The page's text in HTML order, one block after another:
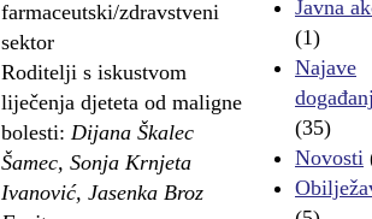
farmaceutski/zdravstveni
sektor
Roditelji s iskustvom
liječenja djeteta od maligne
bolesti: Dijana Škalec
Šamec, Sonja Krnjeta
Ivanović, Jasenka Broz
Javna
(1)
Najave
(35)
Novosti